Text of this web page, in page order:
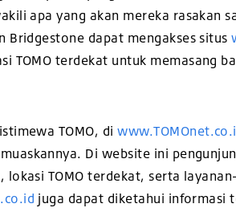
apa yang akan mereka rasakan
Bridgestone dapat mengakses situs
TOMO terdekat untuk memasang
TOMO, di
Di website ini
lokasi TOMO terdekat, serta
juga dapat diketahui informasi